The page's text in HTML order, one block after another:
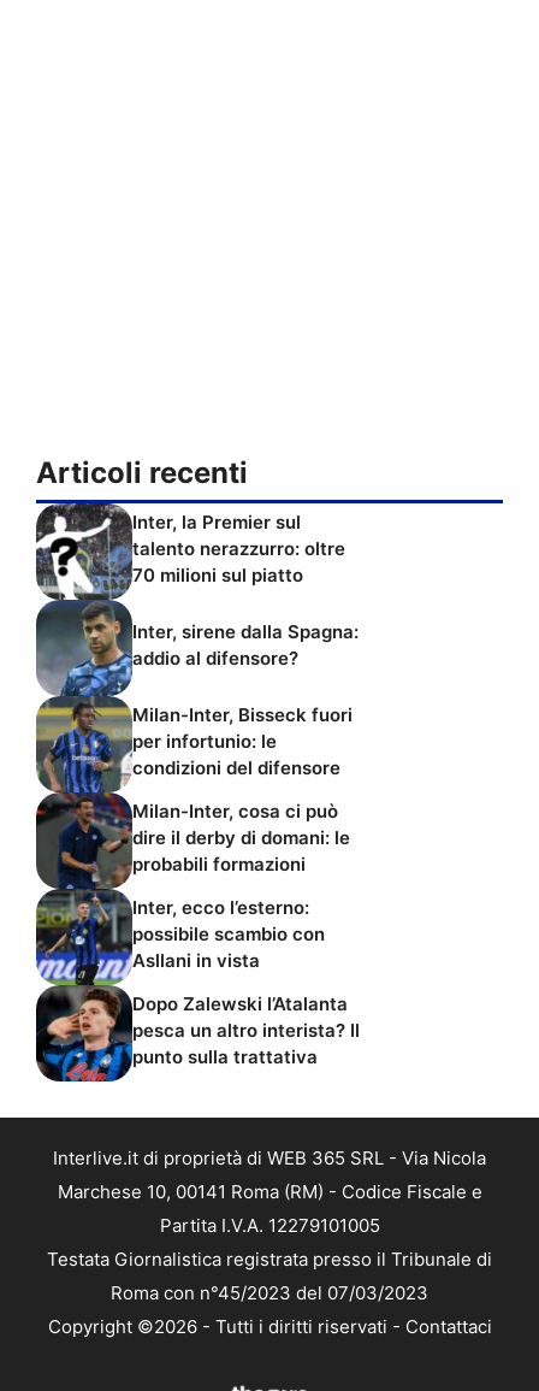
Articoli recenti
Inter, la Premier sul
talento nerazzurro: oltre
70 milioni sul piatto
Inter, sirene dalla Spagna:
addio al difensore?
Milan-Inter, Bisseck fuori
per infortunio: le
condizioni del difensore
Milan-Inter, cosa ci può
dire il derby di domani: le
probabili formazioni
Inter, ecco l’esterno:
possibile scambio con
Asllani in vista
Dopo Zalewski l’Atalanta
pesca un altro interista? Il
punto sulla trattativa
Interlive.it di proprietà di WEB 365 SRL - Via Nicola
Marchese 10, 00141 Roma (RM) - Codice Fiscale e
Partita I.V.A. 12279101005
Testata Giornalistica registrata presso il Tribunale di
Roma con n°45/2023 del 07/03/2023
Copyright ©2026 - Tutti i diritti riservati - Contattaci